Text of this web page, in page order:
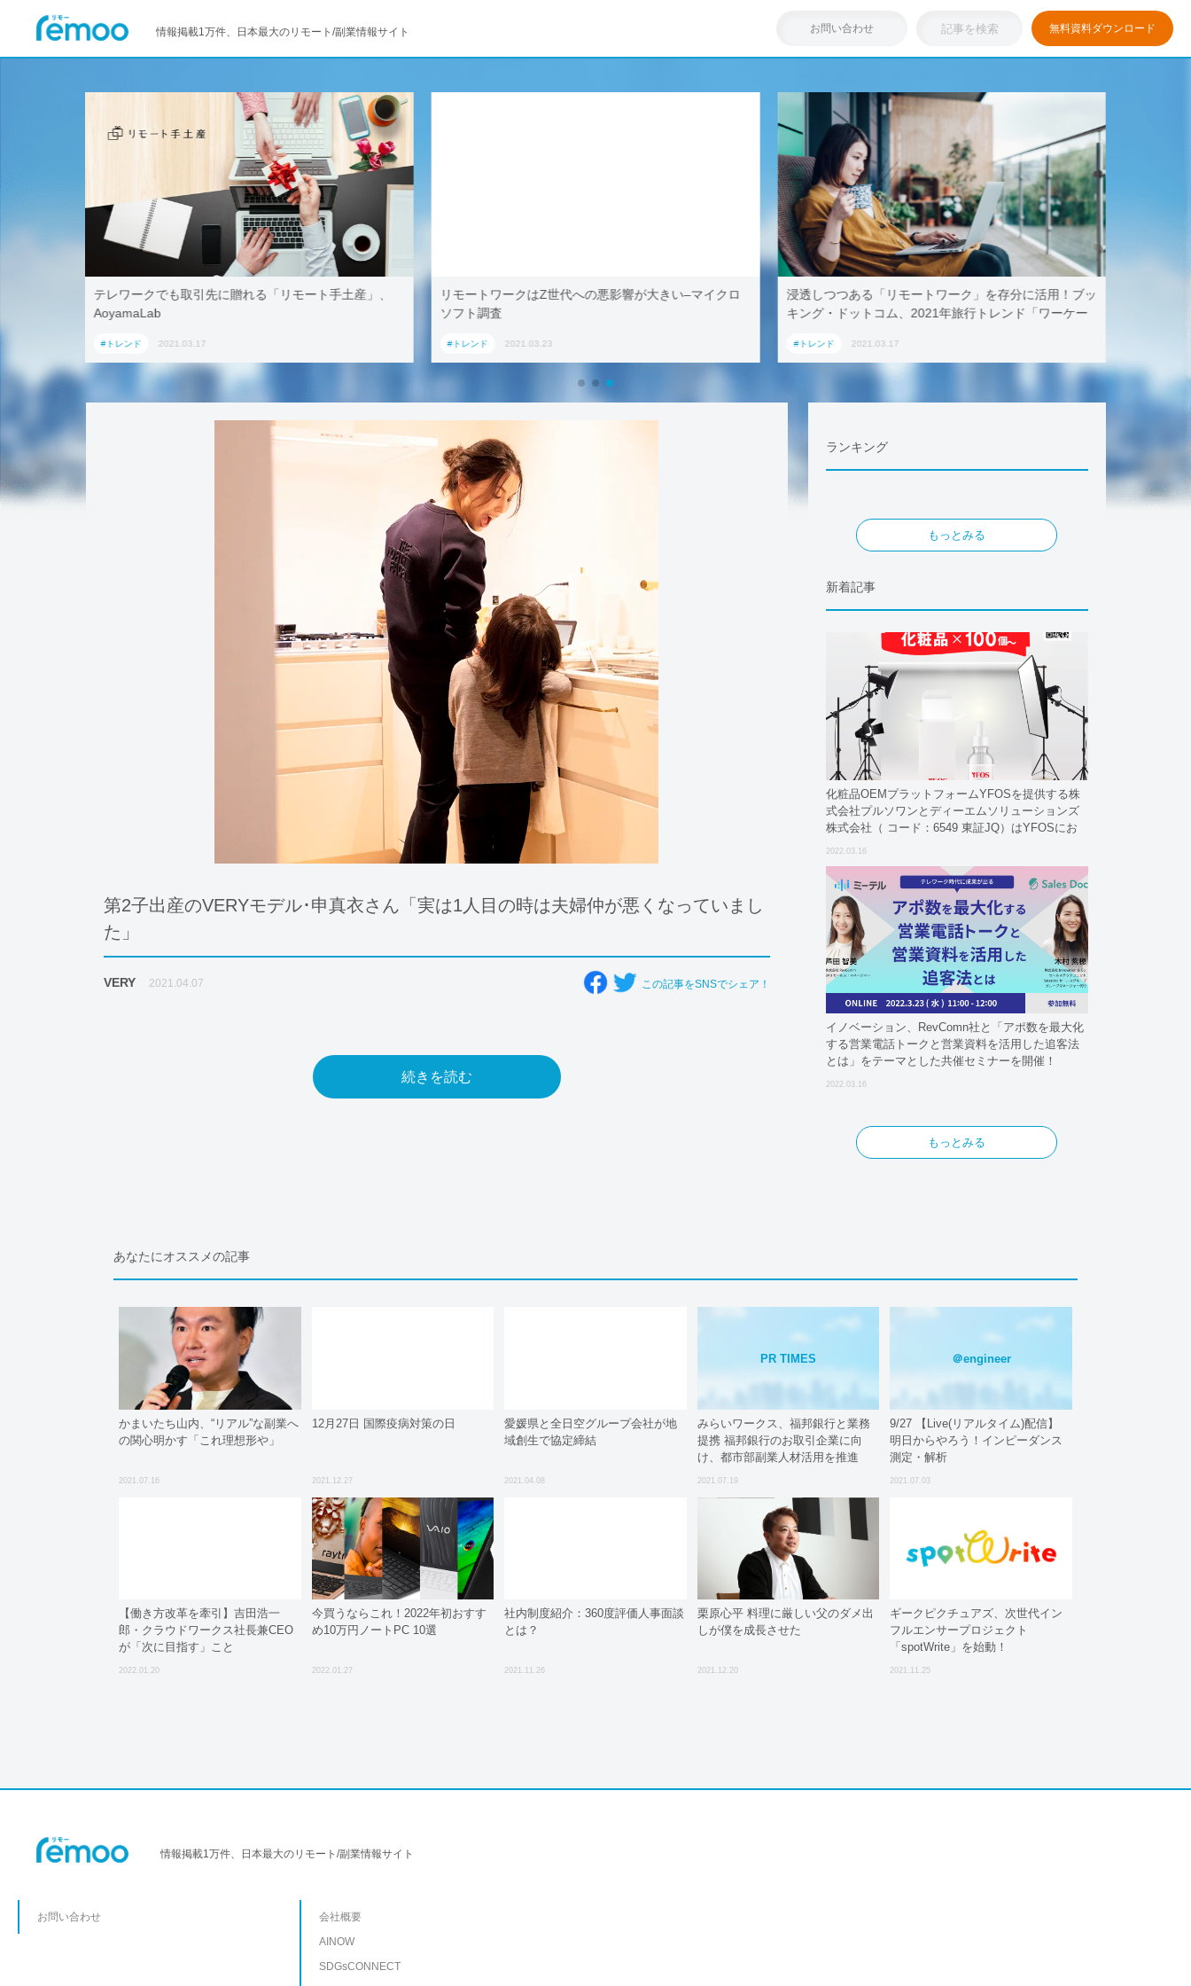
情報掲載1万件、日本最大のリモート/副業情報サイト お問い合わせ 無料資料ダウンロード
テレワークでも取引先に贈れる「リモート手土産」、
AoyamaLab
#トレンド 2021.03.17
リモートワークはZ世代への悪影響が大きい–マイクロ
ソフト調査
#トレンド 2021.03.23
浸透しつつある「リモートワーク」を存分に活用！ブッ
キング・ドットコム、2021年旅行トレンド「ワーケー
#トレンド 2021.03.17
第2子出産のVERYモデル･申真衣さん「実は1人目の時は夫婦仲が悪くなっていまし
た」
VERY 2021.04.07 この記事をSNSでシェア！
続きを読む
ランキング
もっとみる
新着記事
化粧品OEMプラットフォームYFOSを提供する株
式会社プルソワンとディーエムソリューションズ
株式会社（ コード：6549 東証JQ）はYFOSにお
2022.03.16
イノベーション、RevComn社と「アポ数を最大化
する営業電話トークと営業資料を活用した追客法
とは」をテーマとした共催セミナーを開催！
2022.03.16
もっとみる
あなたにオススメの記事
かまいたち山内、“リアル”な副業へ
の関心明かす「これ理想形や」
2021.07.16
12月27日 国際疫病対策の日
2021.12.27
愛媛県と全日空グループ会社が地
域創生で協定締結
2021.04.08
PR TIMES
みらいワークス、福邦銀行と業務
提携 福邦銀行のお取引企業に向
け、都市部副業人材活用を推進
2021.07.19
＠engineer
9/27 【Live(リアルタイム)配信】
明日からやろう！インピーダンス
測定・解析
2021.07.03
【働き方改革を牽引】吉田浩一
郎・クラウドワークス社長兼CEO
が「次に目指す」こと
2022.01.20
今買うならこれ！2022年初おすす
め10万円ノートPC 10選
2022.01.27
社内制度紹介：360度評価人事面談
とは？
2021.11.26
栗原心平 料理に厳しい父のダメ出
しが僕を成長させた
2021.12.20
ギークピクチュアズ、次世代イン
フルエンサープロジェクト
「spotWrite」を始動！
2021.11.25
情報掲載1万件、日本最大のリモート/副業情報サイト
お問い合わせ
会社概要
AINOW
SDGsCONNECT